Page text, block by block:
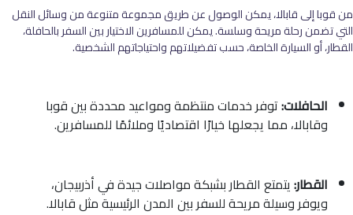
من قوبا إلى قابالا، يمكن الوصول عن طريق مجموعة متنوعة من وسائل النقل
التي تضمن رحلة مريحة وسلسة. يمكن للمسافرين الاختيار بين السفر بالحافلة،
القطار، أو السيارة الخاصة، حسب تفضيلاتهم واحتياجاتهم الشخصية.
الحافلات:توفر خدمات منتظمة ومواعيد محددة بين قوبا
وقابالا، مما يجعلها خيارًا اقتصاديًا وملائمًا للمسافرين.
القطار:يتمتع القطار بشبكة مواصلات جيدة في أذربيجان،
ويوفر وسيلة مريحة للسفر بين المدن الرئيسية مثل قابالا.